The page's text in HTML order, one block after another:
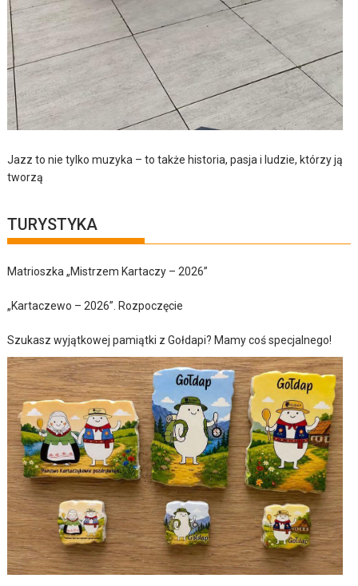
Jazz to nie tylko muzyka – to także historia, pasja i ludzie, którzy ją
tworzą
TURYSTYKA
Matrioszka „Mistrzem Kartaczy – 2026”
„Kartaczewo – 2026”. Rozpoczęcie
Szukasz wyjątkowej pamiątki z Gołdapi? Mamy coś specjalnego!